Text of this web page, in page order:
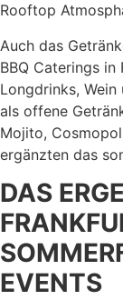
Rooftop
Auch das
BBQ Caterings
Longdrinks,
als offene
Mojito,
ergänzten das
DAS
EVENTS